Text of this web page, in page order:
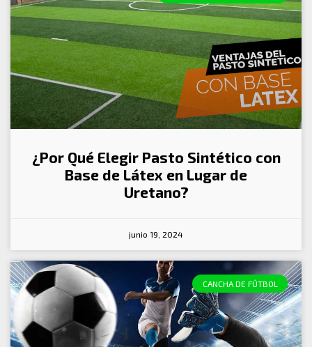
¿Por Qué Elegir Pasto Sintético con
Base de Látex en Lugar de
Uretano?
junio 19, 2024
CANCHA DE FÚTBOL